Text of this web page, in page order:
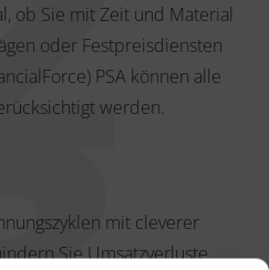
ob Sie mit Zeit und Material
oder Festpreisdiensten
PSA können alle
werden.
mit cleverer
Sie Umsatzverluste.